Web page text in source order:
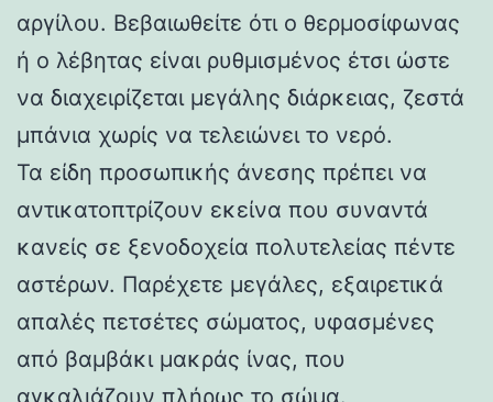
αργίλου. Βεβαιωθείτε ότι ο θερμοσίφωνας
ή ο λέβητας είναι ρυθμισμένος έτσι ώστε
να διαχειρίζεται μεγάλης διάρκειας, ζεστά
μπάνια χωρίς να τελειώνει το νερό.
Τα είδη προσωπικής άνεσης πρέπει να
αντικατοπτρίζουν εκείνα που συναντά
κανείς σε ξενοδοχεία πολυτελείας πέντε
αστέρων. Παρέχετε μεγάλες, εξαιρετικά
απαλές πετσέτες σώματος, υφασμένες
από βαμβάκι μακράς ίνας, που
αγκαλιάζουν πλήρως το σώμα.